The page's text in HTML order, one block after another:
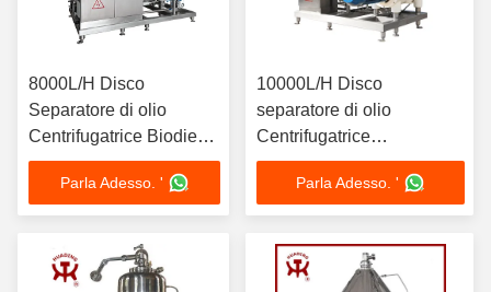
8000L/H Disco
Separatore di olio
Centrifugatrice Biodiesel
Glicerina Separazione
con motore da 11kW
SS316L 440V Scarica
Parla Adesso. '
10000L/H Disco
separatore di olio
Centrifugatrice
Purificazione di olio
combustibile pesante
15kW Motore SS304 Bowl
Marine Grade ISO
certificato
Parla Adesso. '